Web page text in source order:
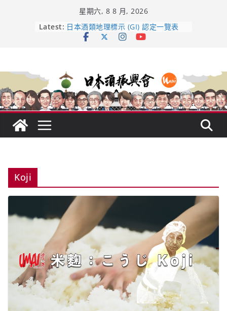
星期六, 8 8 月, 2026
Latest: 吟釀的堅持與傳承 ～ くどき上手
日本酒類地理標示 (GI) 認定一覽表
【酒業商戰】130年老酒藏殺入股票
市場！梅乃宿上市背後的密碼
Koji